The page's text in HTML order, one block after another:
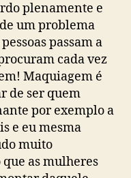
plenamente e
um problema
passam a
cada vez
Maquiagem é
de ser quem
por exemplo a
e eu mesma
muito
as mulheres